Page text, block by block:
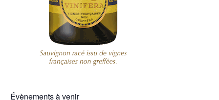
Évènements à venir